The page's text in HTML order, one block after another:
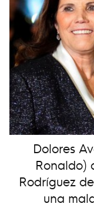
Dolores
Ronaldo)
Rodríguez
una